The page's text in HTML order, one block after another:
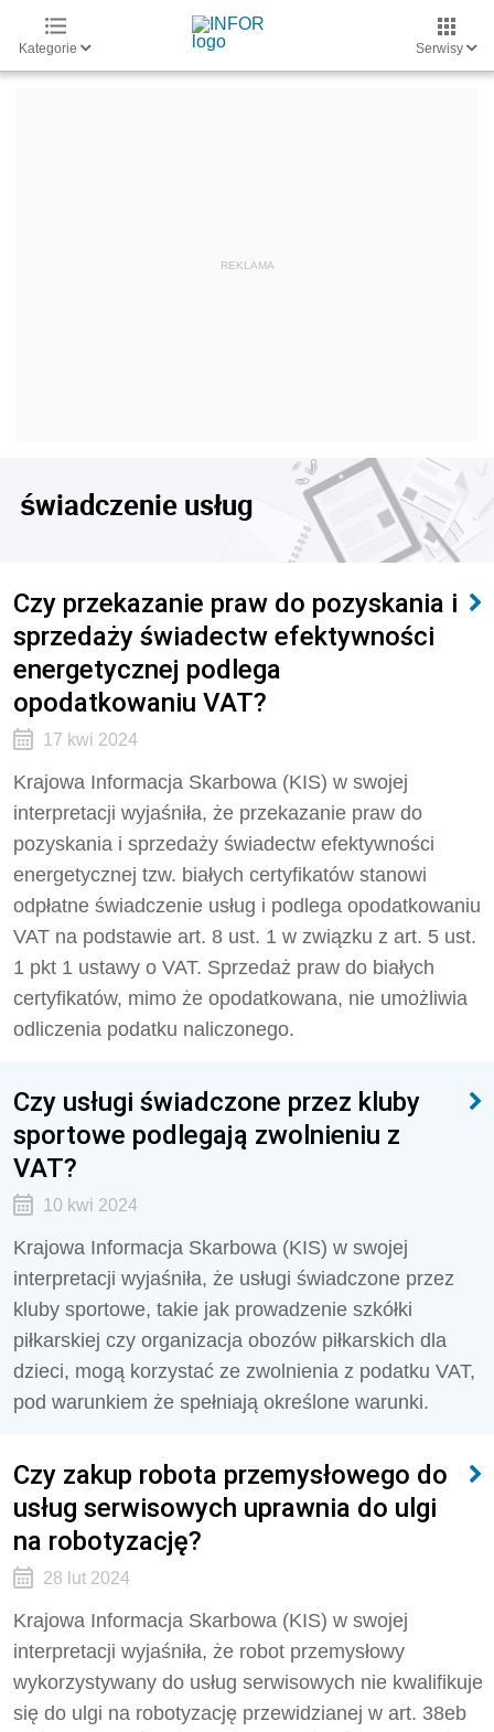
Kategorie Serwisy
świadczenie usług
Czy przekazanie praw do pozyskania i
sprzedaży świadectw efektywności
energetycznej podlega
opodatkowaniu VAT?
17 kwi 2024
Krajowa Informacja Skarbowa (KIS) w swojej
interpretacji wyjaśniła, że przekazanie praw do
pozyskania i sprzedaży świadectw efektywności
energetycznej tzw. białych certyfikatów stanowi
odpłatne świadczenie usług i podlega opodatkowaniu
VAT na podstawie art. 8 ust. 1 w związku z art. 5 ust.
1 pkt 1 ustawy o VAT. Sprzedaż praw do białych
certyfikatów, mimo że opodatkowana, nie umożliwia
odliczenia podatku naliczonego.
Czy usługi świadczone przez kluby
sportowe podlegają zwolnieniu z
VAT?
10 kwi 2024
Krajowa Informacja Skarbowa (KIS) w swojej
interpretacji wyjaśniła, że usługi świadczone przez
kluby sportowe, takie jak prowadzenie szkółki
piłkarskiej czy organizacja obozów piłkarskich dla
dzieci, mogą korzystać ze zwolnienia z podatku VAT,
pod warunkiem że spełniają określone warunki.
Czy zakup robota przemysłowego do
usług serwisowych uprawnia do ulgi
na robotyzację?
28 lut 2024
Krajowa Informacja Skarbowa (KIS) w swojej
interpretacji wyjaśniła, że robot przemysłowy
wykorzystywany do usług serwisowych nie kwalifikuje
się do ulgi na robotyzację przewidzianej w art. 38eb